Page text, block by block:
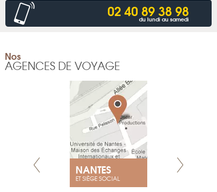
02 40 89 38 98
du lundi au samedi
Nos
AGENCES DE VOYAGE
NANTES
ET SIÈGE SOCIAL